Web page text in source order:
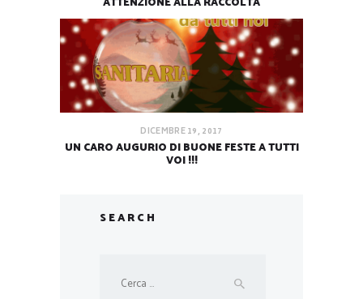
DICEMBRE 19, 2017
UN CARO AUGURIO DI BUONE FESTE A TUTTI
VOI !!!
SEARCH